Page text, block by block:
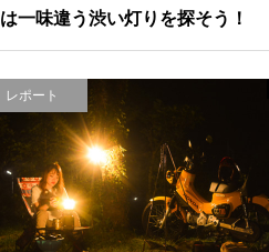
は一味違う渋い灯りを探そう！
レポート